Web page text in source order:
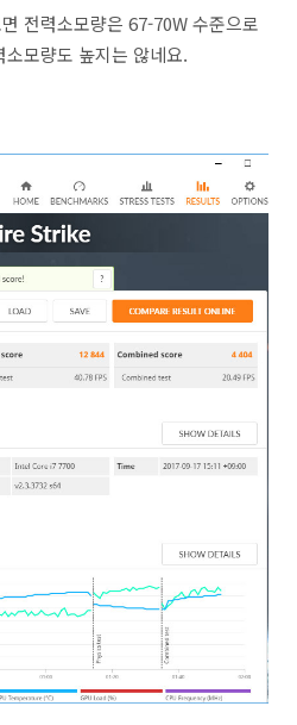
전력소모량은 67-70W 수준으로
모량도 높지는 않네요.